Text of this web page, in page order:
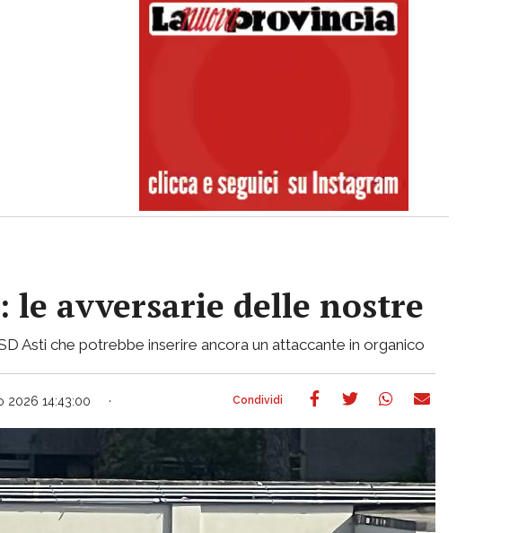
le avversarie delle nostre
Asti che potrebbe inserire ancora un attaccante in organico
2026 14:43:00